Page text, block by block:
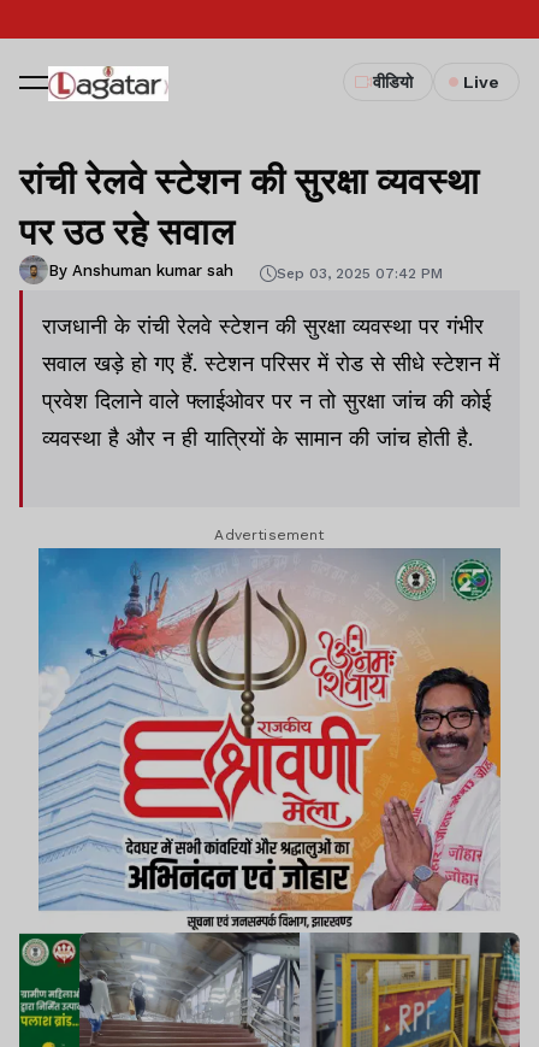
वीडियो Live
रांची रेलवे स्टेशन की सुरक्षा व्यवस्था
पर उठ रहे सवाल
By Anshuman kumar sah Sep 03, 2025 07:42 PM
राजधानी के रांची रेलवे स्टेशन की सुरक्षा व्यवस्था पर गंभीर
सवाल खड़े हो गए हैं. स्टेशन परिसर में रोड से सीधे स्टेशन में
प्रवेश दिलाने वाले फ्लाईओवर पर न तो सुरक्षा जांच की कोई
व्यवस्था है और न ही यात्रियों के सामान की जांच होती है.
Advertisement